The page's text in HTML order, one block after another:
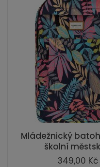
Mládežnický
školní
349,00 Kč